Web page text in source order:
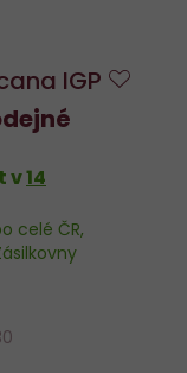
IGP
v14
celé ČR,